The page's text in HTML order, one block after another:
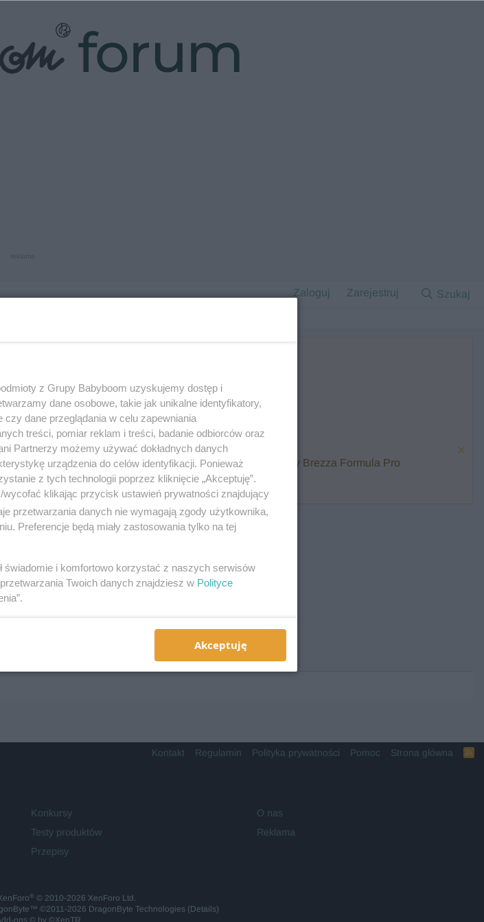
forum
Zaloguj Zarejestruj Szukaj
Opowiedz historię nocnego karmienia i zawalcz o Baby Brezza Formula Pro
reklama
Kontakt Regulamin Polityka prywatności Pomoc Strona główna
R
Konkursy
Testy produktów
Przepisy
O nas
Reklama
® © 2010-2026 XenForo Ltd.
©2011-2026 DragonByte Technologies(Details)
ons© by ©XenTR
z Grupy Babyboom uzyskujemy dostęp i
dane osobowe, takie jak unikalne identyfikatory,
dane przeglądania w celu zapewniania
treści, pomiar reklam i treści, badanie odbiorców oraz
Partnerzy możemy używać dokładnych danych
urządzenia do celów identyfikacji. Ponieważ
z tych technologii poprzez kliknięcie „Akceptuję”.
klikając przycisk ustawień prywatności znajdujący
przetwarzania danych nie wymagają zgody użytkownika,
Preferencje będą miały zastosowania tylko na tej
świadomie i komfortowo korzystać z naszych serwisów
Twoich danych znajdziesz w Polityce
Akceptuję